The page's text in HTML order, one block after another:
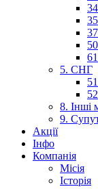
5. СНГ
8. Інші
9.
Акції
Інфо
Компанія
Місія
Історія